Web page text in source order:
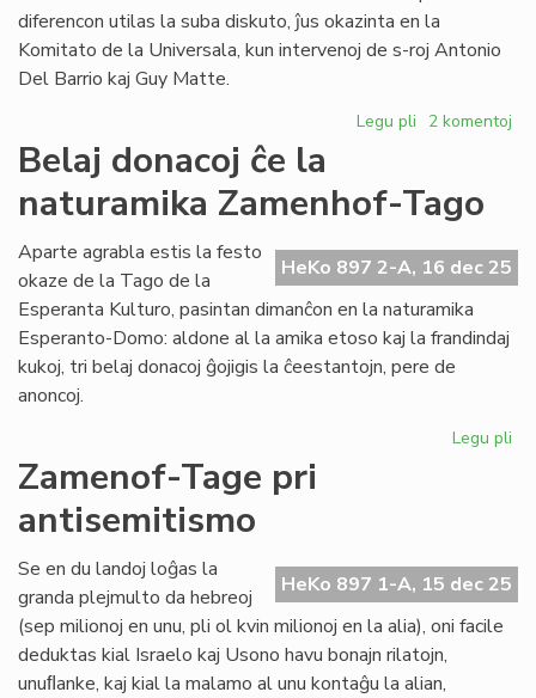
kaj
financoj
diferencon utilas la suba diskuto, ĵus okazinta en la
Komitato de la Universala, kun intervenoj de s-roj Antonio
Del Barrio kaj Guy Matte.
Legu pli pri
diferenco
inter
fonduso
kaj
fondumo/
2 komentoj
Belaj donacoj ĉe la
naturamika Zamenhof-Tago
HeKo 897 2-A, 16 dec 25
Aparte agrabla estis la festo
okaze de la Tago de la
Esperanta Kulturo, pasintan dimanĉon en la naturamika
Esperanto-Domo: aldone al la amika etoso kaj la frandindaj
kukoj, tri belaj donacoj ĝojigis la ĉeestantojn, pere de
anoncoj.
Legu pli
Zamenof-Tage pri
antisemitismo
HeKo 897 1-A, 15 dec 25
Se en du landoj loĝas la
granda plejmulto da hebreoj
(sep milionoj en unu, pli ol kvin milionoj en la alia), oni facile
deduktas kial Israelo kaj Usono havu bonajn rilatojn,
unuﬂanke, kaj kial la malamo al unu kontaĝu la alian,